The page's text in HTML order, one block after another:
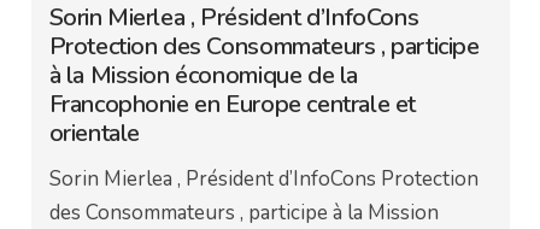
Sorin Mierlea , Président d’InfoCons
Protection des Consommateurs , participe
à la Mission économique de la
Francophonie en Europe centrale et
orientale
Sorin Mierlea , Président d’InfoCons Protection
des Consommateurs , participe à la Mission